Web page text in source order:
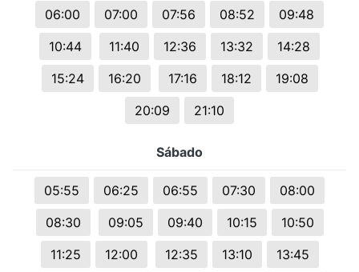
06:00 07:00 07:56 08:52
09:48
10:44
11:40 12:36 13:32
14:28
15:24
16:20 17:16 18:12
19:08
20:09
21:10
Sábado
05:55 06:25 06:55 07:30
08:00
08:30
09:05 09:40 10:15
10:50
11:25
12:00 12:35 13:10
13:45